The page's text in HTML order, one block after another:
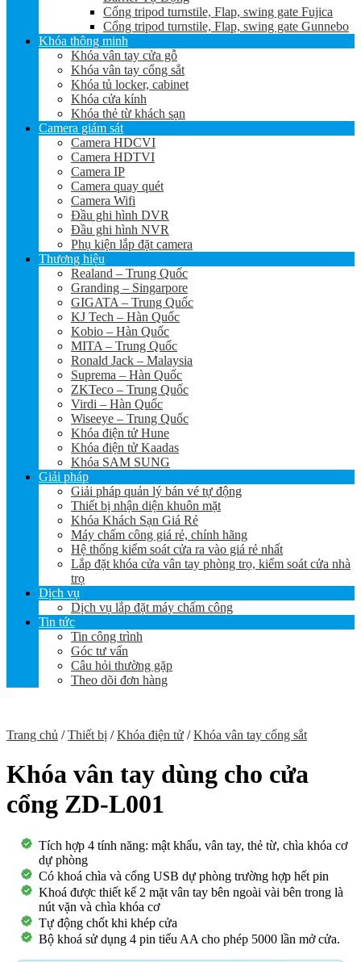
Cổng tripod turnstile, Flap, swing gate Fujica
Cổng tripod turnstile, Flap, swing gate Gunnebo
Khóa thông minh
Khóa vân tay cửa gỗ
Khóa vân tay cổng sắt
Khóa tủ locker, cabinet
Khóa cửa kính
Khóa thẻ từ khách sạn
Camera giám sát
Camera HDCVI
Camera HDTVI
Camera IP
Camera quay quét
Camera Wifi
Đầu ghi hình DVR
Đầu ghi hình NVR
Phụ kiện lắp đặt camera
Thương hiệu
Realand – Trung Quốc
Granding – Singarpore
GIGATA – Trung Quốc
KJ Tech – Hàn Quốc
Kobio – Hàn Quốc
MITA – Trung Quốc
Ronald Jack – Malaysia
Suprema – Hàn Quốc
ZKTeco – Trung Quốc
Virdi – Hàn Quốc
Wiseeye – Trung Quốc
Khóa điện tử Hune
Khóa điện tử Kaadas
Khóa SAM SUNG
Giải pháp
Giải pháp quản lý bán vé tự động
Thiết bị nhận diện khuôn mặt
Khóa Khách Sạn Giá Rẻ
Máy chấm công giá rẻ, chính hãng
Hệ thống kiểm soát cửa ra vào giá rẻ nhất
Lắp đặt khóa cửa vân tay phòng trọ, kiểm soát cửa nhà
trọ
Dịch vụ
Dịch vụ lắp đặt máy chấm công
Tin tức
Tin công trình
Góc tư vấn
Câu hỏi thường gặp
Theo dõi đơn hàng
Trang chủ / Thiết bị / Khóa điện tử / Khóa vân tay cổng sắt
Khóa vân tay dùng cho cửa
cổng ZD-L001
Tích hợp 4 tính năng: mật khẩu, vân tay, thẻ từ, chìa khóa cơ
dự phòng
Có khoá chìa và cổng USB dự phòng trường hợp hết pin
Khoá được thiết kế 2 mặt vân tay bên ngoài vài bên trong là
nút vặn và chìa khóa cơ
Tự động chốt khi khép cửa
Bộ khoá sử dụng 4 pin tiểu AA cho phép 5000 lần mở cửa.